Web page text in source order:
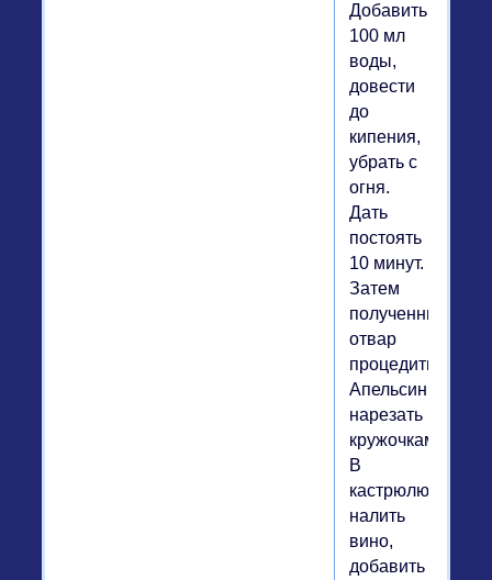
Добавить
100 мл
воды,
довести
до
кипения,
убрать с
огня.
Дать
постоять
10 минут.
Затем
полученный
отвар
процедить.
Апельсин
нарезать
кружочками.
В
кастрюлю
налить
вино,
добавить